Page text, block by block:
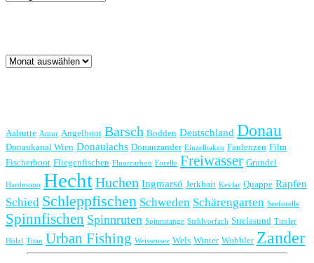
Archiv
Aalrutte Amur Angelboot Barsch Bodden Deutschland Donau
Donaukanal Wien Donaulachs Donauzander Einzelhaken Faulenzen Film
Fischerboot Fliegenfischen Fluorcarbon Forelle Freiwasser Grundel
Hardmono HechtHuchen Ingmarsö Jerkbait Kevlar Quappe Rapfen
Schied Schleppfischen Schweden Schärengarten Seeforelle
Spinnfischen Spinnruten Spinnstange Stahlvorfach Strelasund Tiroler
Hölzl Titan Urban Fishing Weissensee Wels Winter Wobbler Zander